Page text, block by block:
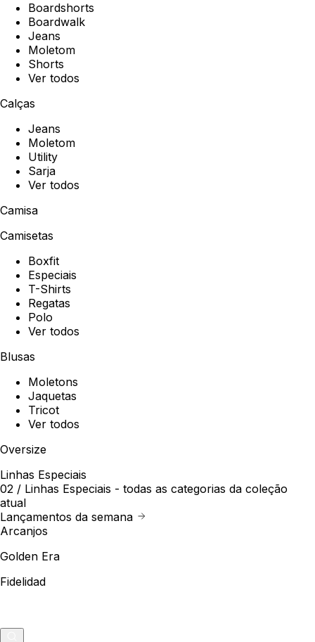
Boardshorts
Boardwalk
Jeans
Moletom
Shorts
Ver todos
Calças
Jeans
Moletom
Utility
Sarja
Ver todos
Camisa
Camisetas
Boxfit
Especiais
T-Shirts
Regatas
Polo
Ver todos
Blusas
Moletons
Jaquetas
Tricot
Ver todos
Oversize
Linhas Especiais
02 / Linhas Especiais - todas as categorias da coleção
atual
Lançamentos da semana
Arcanjos
Golden Era
Fidelidad